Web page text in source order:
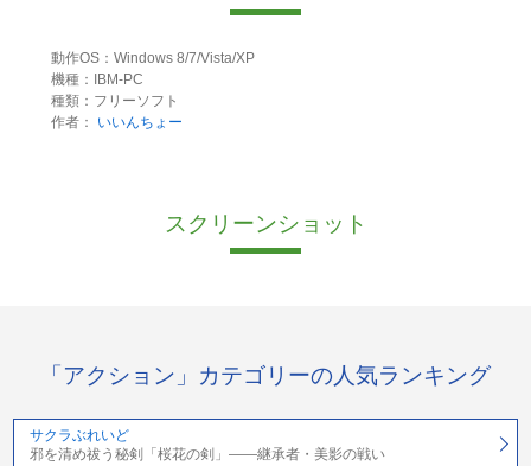
動作OS：Windows 8/7/Vista/XP
機種：IBM-PC
種類：フリーソフト
作者：
いいんちょー
スクリーンショット
「アクション」カテゴリーの人気ランキング
サクラぶれいど
邪を清め祓う秘剣「桜花の剣」――継承者・美影の戦い